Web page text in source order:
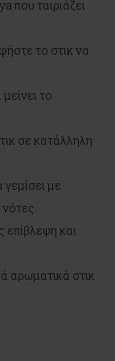
που ταιριάζει
το στικ να
το
σε κατάλληλη
με
και
αρωματικά στικ